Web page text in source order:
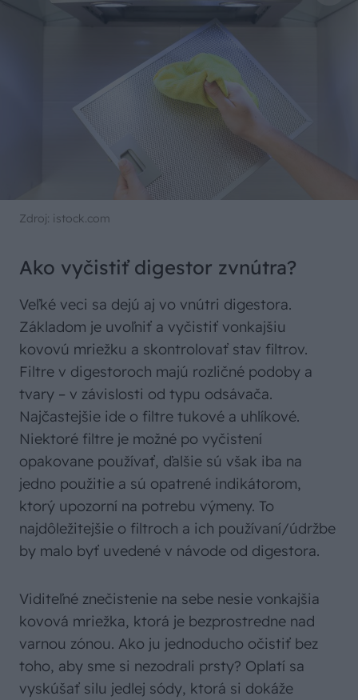
Zdroj: istock.com
Ako vyčistiť digestor zvnútra?
Veľké veci sa dejú aj vo vnútri digestora.
Základom je uvoľniť a vyčistiť vonkajšiu
kovovú mriežku a skontrolovať stav filtrov.
Filtre v digestoroch majú rozličné podoby a
tvary – v závislosti od typu odsávača.
Najčastejšie ide o filtre tukové a uhlíkové.
Niektoré filtre je možné po vyčistení
opakovane používať, ďalšie sú však iba na
jedno použitie a sú opatrené indikátorom,
ktorý upozorní na potrebu výmeny. To
najdôležitejšie o filtroch a ich používaní/údržbe
by malo byť uvedené v návode od digestora.
Viditeľné znečistenie na sebe nesie vonkajšia
kovová mriežka, ktorá je bezprostredne nad
varnou zónou. Ako ju jednoducho očistiť bez
toho, aby sme si nezodrali prsty? Oplatí sa
vyskúšať silu jedlej sódy, ktorá si dokáže